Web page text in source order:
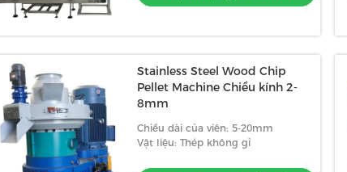
Stainless Steel Wood Chip
Pellet Machine Chiều kính 2-
8mm
Chiều dài của viên: 5-20mm
Vật liệu: Thép không gỉ